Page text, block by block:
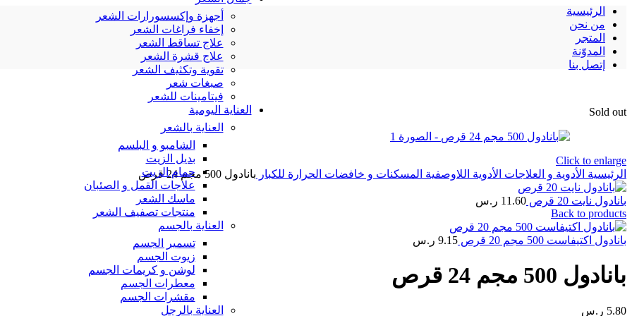
الرئيسية
من نحن
المتجر
المدوّنة
إتصل بنا
أجهزة وإكسسورارات الشعر
إخفاء فراغات الشعر
علاج تساقط الشعر
علاج قشرة الشعر
تقوية وتكثيف الشعر
صبغات شعر
فيتامينات للشعر
العناية اليومية
العناية بالشعر
الشامبو و البلسم
بديل الزيت
حمام الزيت
علاجات القمل و الصئبان
ماسك الشعر
منتجات تصفيف الشعر
العناية بالجسم
تسمير الجسم
زيوت الجسم
لوشن و كريمات الجسم
معطرات الجسم
مقشرات الجسم
العناية بالرجل
Sold out
Click to enlarge
الرئيسية الأدوية و العلاجات الأدوية اللاوصفية المسكنات و خافضات الحرارة للكبار بانادول 500 مجم 24 قرص
بانادول نايت 20 قرص 11.60 ر.س
Back to products
بانادول اكتيفاست 500 مجم 20 قرص 9.15 ر.س
بانادول 500 مجم 24 قرص
5.80 ر.س